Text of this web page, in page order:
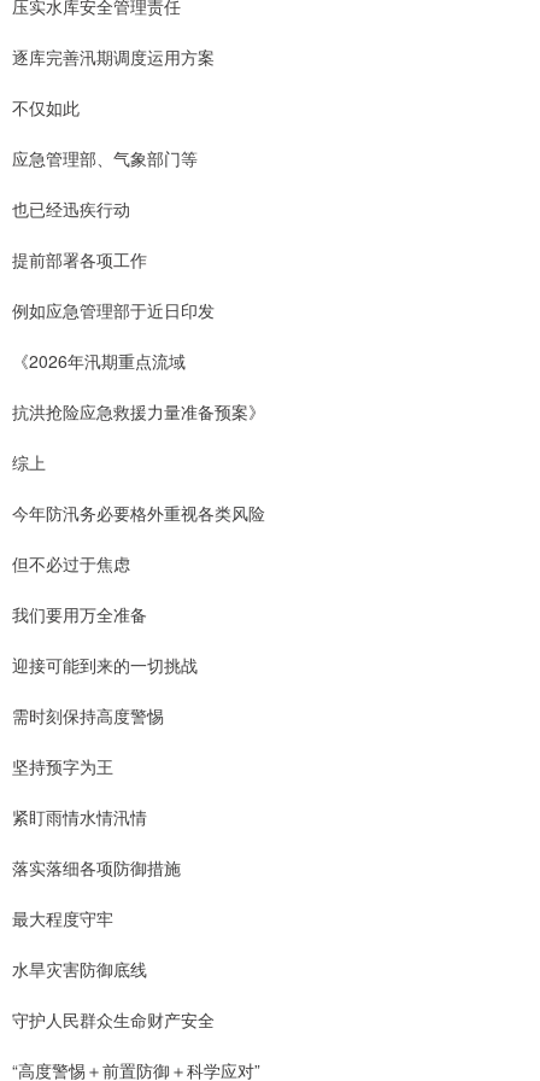
压实水库安全管理责任
逐库完善汛期调度运用方案
不仅如此
应急管理部、气象部门等
也已经迅疾行动
提前部署各项工作
例如应急管理部于近日印发
《2026年汛期重点流域
抗洪抢险应急救援力量准备预案》
综上
今年防汛务必要格外重视各类风险
但不必过于焦虑
我们要用万全准备
迎接可能到来的一切挑战
需时刻保持高度警惕
坚持预字为王
紧盯雨情水情汛情
落实落细各项防御措施
最大程度守牢
水旱灾害防御底线
守护人民群众生命财产安全
“高度警惕＋前置防御＋科学应对”